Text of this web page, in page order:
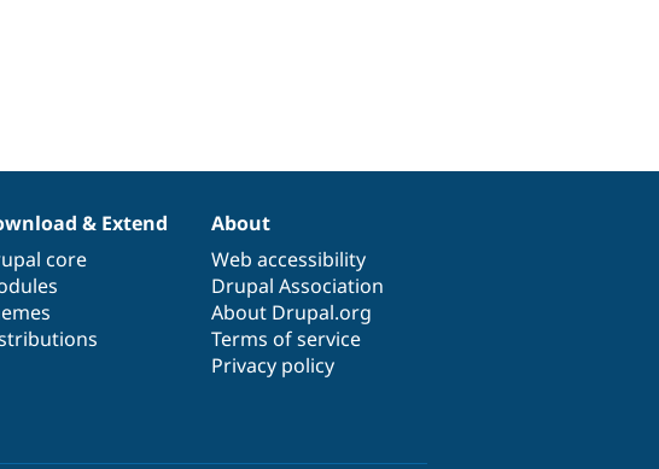
& Extend
core
About
Web accessibility
Drupal Association
About Drupal.org
Terms of service
Privacy policy